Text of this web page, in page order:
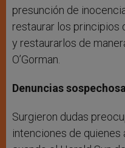
presunción de
restaurar los principios
y restaurarlos de
O’Gorman.
Denuncias
Surgieron dudas
intenciones de quienes